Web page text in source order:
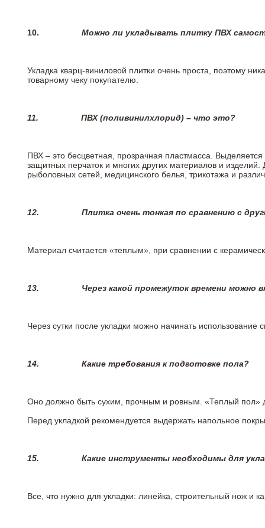
10. Можно ли укладывать плитку ПВХ
Укладка кварц-виниловой плитки очень проста, поэтому
товарному чеку покупателю.
11. ПВХ (поливинилхлорид) – что это?
ПВХ – это бесцветная, прозрачная пластмасса.
защитных перчаток и многих других материалов и
рыболовных сетей, медицинского белья, трикотажа и
12. Плитка очень тонкая по сравнению с
Материал считается «теплым», при сравнении с
13. Через какой промежуток времени можно
Через сутки после укладки можно начинать
14. Какие требования к подготовке пола?
Оно должно быть сухим, прочным и ровным. «Теплый пол»
Перед укладкой рекомендуется выдержать напольное
15. Какие инструменты необходимы для
Все, что нужно для укладки: линейка, строительный нож и